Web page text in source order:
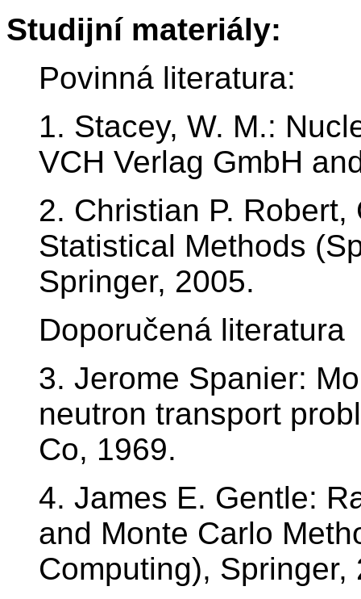
Studijní materiály:
Povinná literatura:
1. Stacey, W. M.:
VCH Verlag GmbH
2. Christian P.
Statistical Methods
Springer, 2005.
Doporučená literatura
3. Jerome Spanier:
neutron transport
Co, 1969.
4. James E. Gentle:
and Monte Carlo
Computing), Springer,